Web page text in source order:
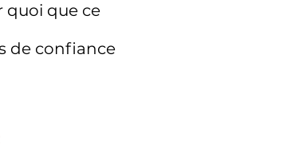
quoi que ce
de confiance